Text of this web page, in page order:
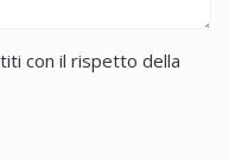
con il rispetto della